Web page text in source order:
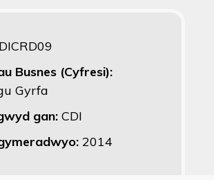
Busnes (Cyfresi):
Gyrfa
gan: CDI
2014